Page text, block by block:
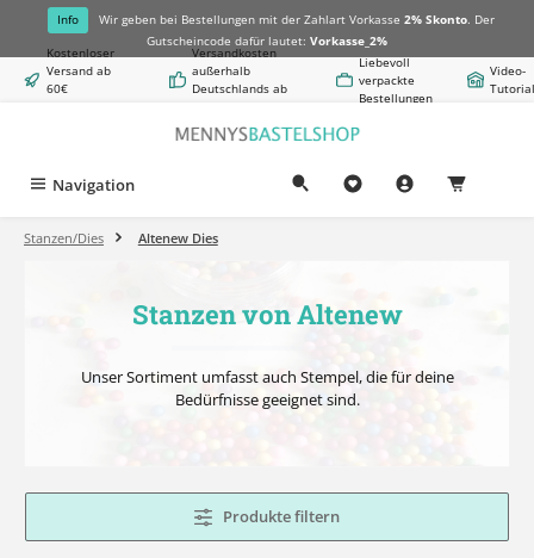
springen
Info Wir geben bei Bestellungen mit der Zahlart Vorkasse 2% Skonto. Der
Gutscheincode dafür lautet: Vorkasse_2%
Kostenloser
Versand ab
60€
Versandkosten
außerhalb
Deutschlands ab
Liebevoll
verpackte
Bestellungen
Video-
Navigation
Stanzen/Dies Altenew Dies
Stanzen von Altenew
Unser Sortiment umfasst auch Stempel, die für deine
Bedürfnisse geeignet sind.
Produkte filtern